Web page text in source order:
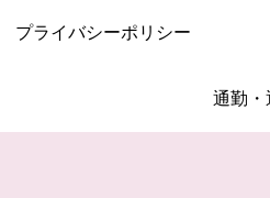
プライバシーポリシー